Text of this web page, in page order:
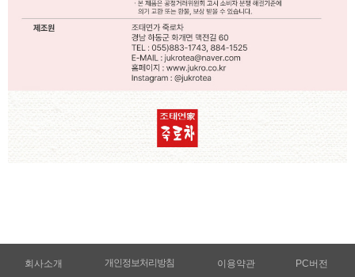
회사소개 개인정보처리방침 이용약관 PC버전